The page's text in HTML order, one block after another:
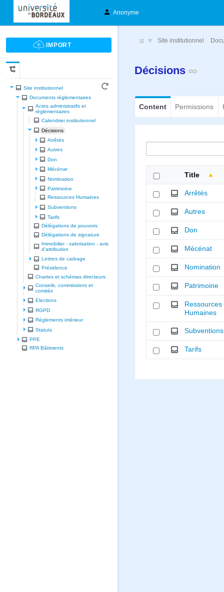
Anonyme
Site institutionnel
Documents réglementaires
Actes administratifs et
réglementaires
Calendrier institutionnel
Décisions
Arrêtés
Autres
Don
Mécénat
Nomination
Patrimoine
Ressources Humaines
Subventions
Tarifs
Délégations de pouvoirs
Délégations de signature
Immobilier - valorisation - avis
d'attribution
Lettres de cadrage
Présidence
Chartes et schèmas directeurs
Conseils, commissions et
comités
Elections
RGPD
Règlements intérieur
Statuts
PPE
RPA Bâtiments
Site institutionnel
Décisions
Content Permissions
Title
Arrêtés
Autres
Don
Mécénat
Nomination
Patrimoine
Ressources
Humaines
Subventions
Tarifs